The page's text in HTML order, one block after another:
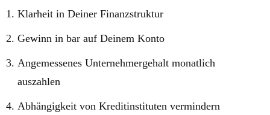
Klarheit in Deiner Finanzstruktur
Gewinn in bar auf Deinem Konto
Angemessenes Unternehmergehalt monatlich
auszahlen
Abhängigkeit von Kreditinstituten vermindern